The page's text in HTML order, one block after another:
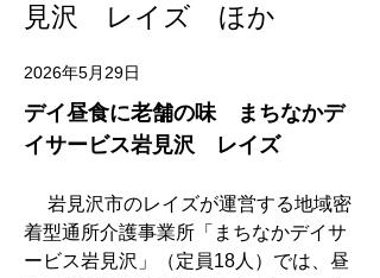
見沢 レイズ ほか
2026年5月29日
デイ昼食に老舗の味　まちなかデ
イサービス岩見沢　レイズ
岩見沢市のレイズが運営する地域密
着型通所介護事業所「まちなかデイサ
ービス岩見沢」（定員18人）では、昼